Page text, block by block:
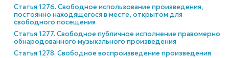
Статья 1276. Свободное использование произведения,
постоянно находящегося в месте, открытом для
свободного посещения
Статья 1277. Свободное публичное исполнение правомерно
обнародованного музыкального произведения
Статья 1278. Свободное воспроизведение произведения